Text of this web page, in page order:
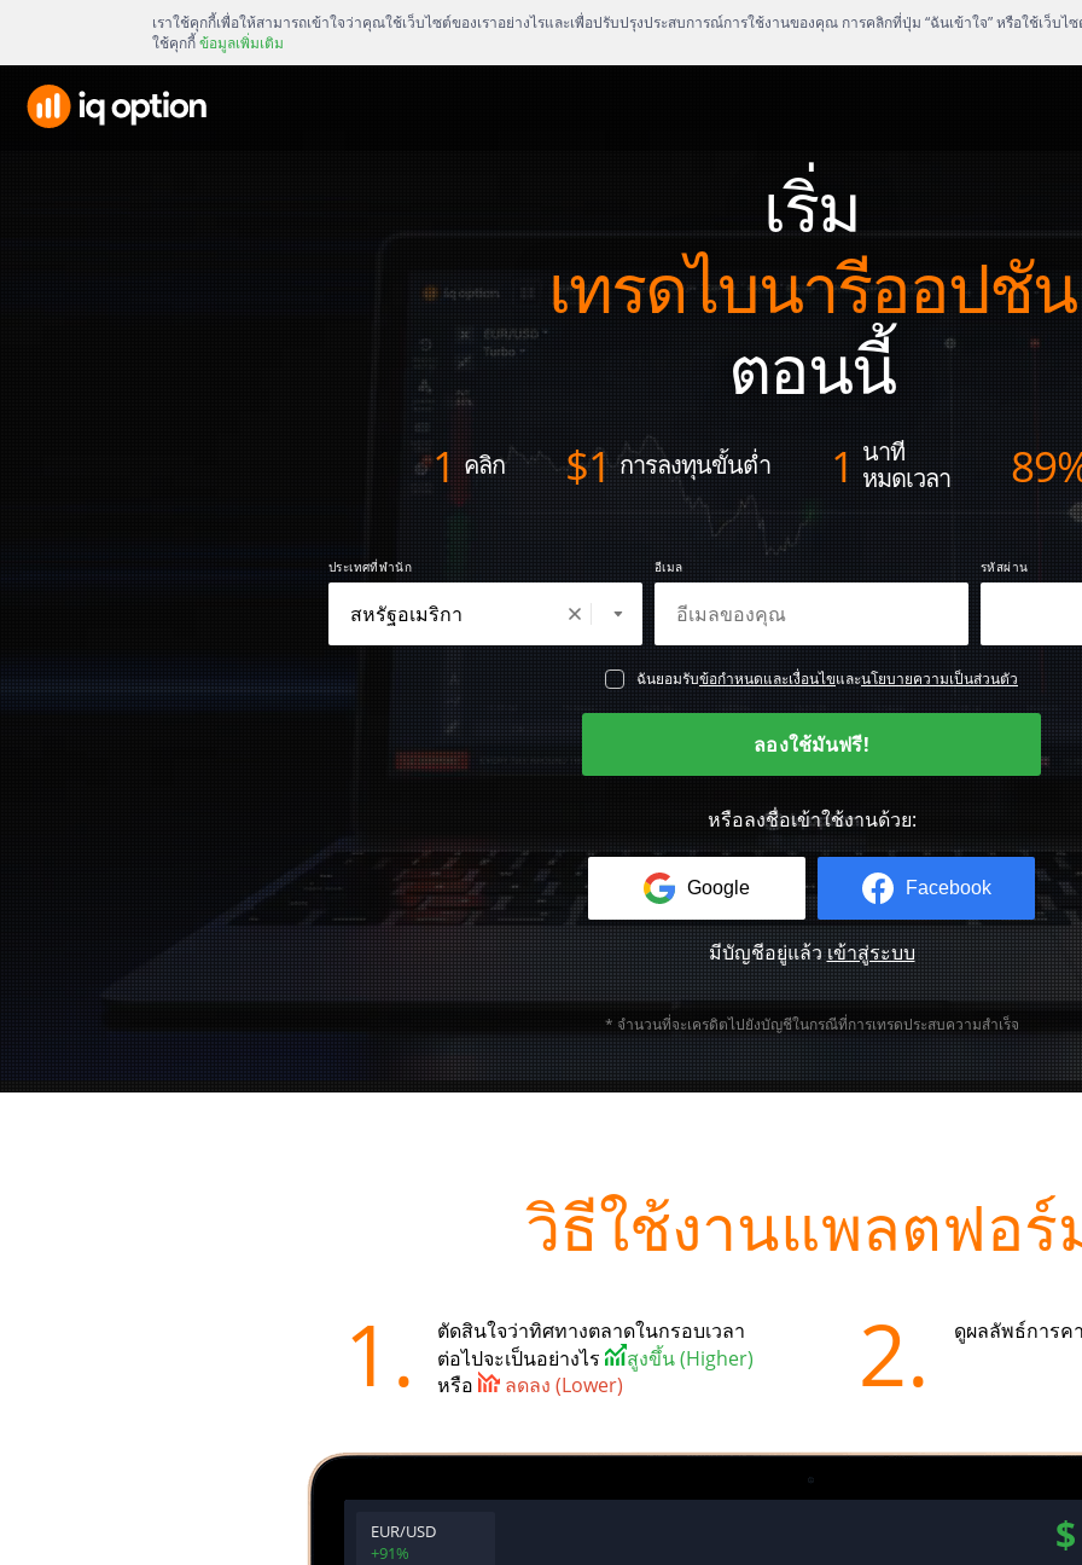
เราใช้คุกกี้เพื่อให้สามารถเข้าใจว่าคุณใช้เว็บไซต์ของเราอย่างไรและเพื่อปรับปรุงประสบการณ์การใช้งานของคุณ การคลิกที่ปุ่ม “ฉันเข้าใจ” หรือใช้เว็บ
ใช้คุกกี้ข้อมูลเพิ่มเติม
เริ่ม
เทรดไบนารีออปชัน
ตอนนี้
1 คลิก $1 การลงทุนขั้นต่ำ 1 นาที
หมดเวลา
ประเทศที่พำนัก อีเมล รหัสผ่าน
ฉันยอมรับข้อกำหนดและเงื่อนไขและนโยบายความเป็นส่วนตัว
ลองใช้มันฟรี!
หรือลงชื่อเข้าใช้งานด้วย:
Google Facebook
มีบัญชีอยู่แล้วเข้าสู่ระบบ
* จำนวนที่จะเครดิตไปยังบัญชีในกรณีที่การเทรดประสบความสำเร็จ
วิธีใช้งานแพลตฟอร์
1.
ตัดสินใจว่าทิศทางตลาดในกรอบเวลา
ต่อไปจะเป็นอย่างไร
สูงขึ้น (Higher)
หรือ
ลดลง (Lower) 2. ดูผลลัพธ์การค
EUR/USD
+91%
$